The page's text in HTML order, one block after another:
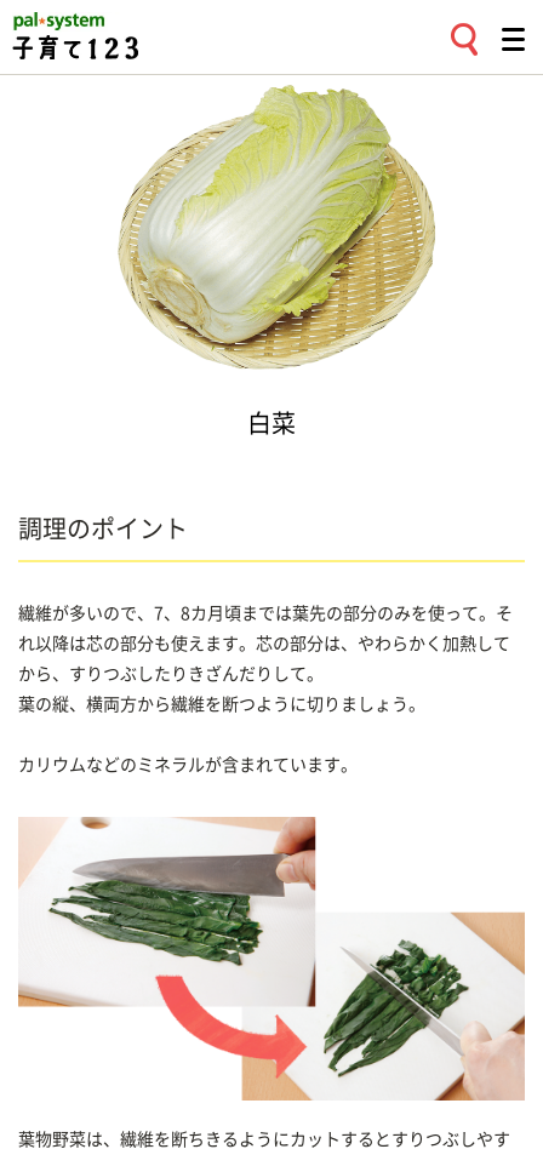
白菜
調理のポイント
繊維が多いので、7、8カ月頃までは葉先の部分のみを使って。そ
れ以降は芯の部分も使えます。芯の部分は、やわらかく加熱して
から、すりつぶしたりきざんだりして。
葉の縦、横両方から繊維を断つように切りましょう。
カリウムなどのミネラルが含まれています。
葉物野菜は、繊維を断ちきるようにカットするとすりつぶしやす